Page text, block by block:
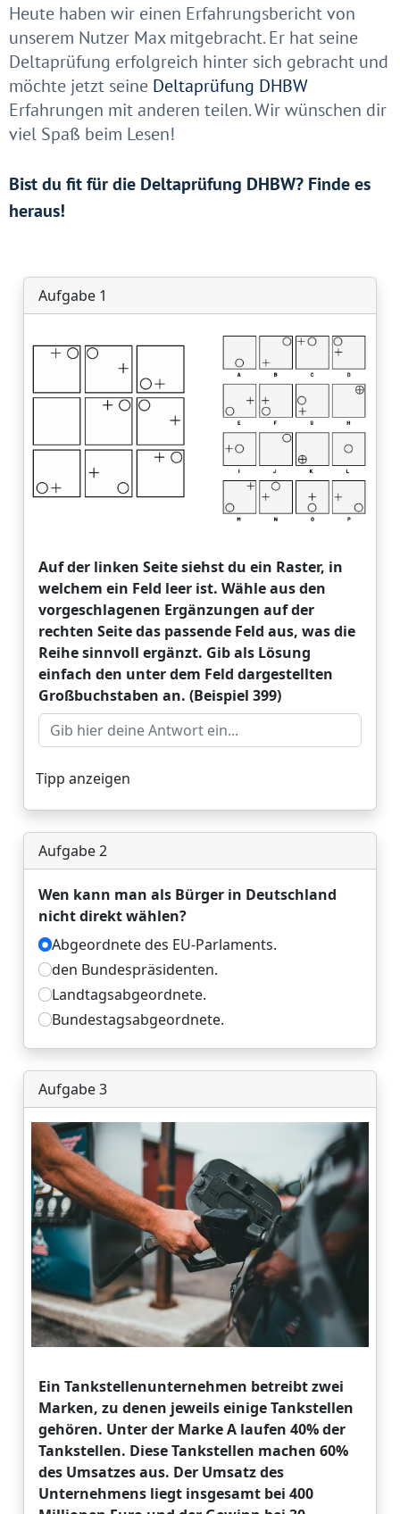
Heute haben wir einen Erfahrungsbericht von
unserem Nutzer Max mitgebracht. Er hat seine
Deltaprüfung erfolgreich hinter sich gebracht und
möchte jetzt seine Deltaprüfung DHBW
Erfahrungen mit anderen teilen. Wir wünschen dir
viel Spaß beim Lesen!
Bist du fit für die Deltaprüfung DHBW? Finde es
heraus!